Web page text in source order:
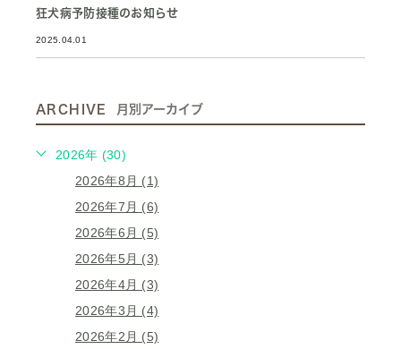
狂犬病予防接種のお知らせ
2025.04.01
ARCHIVE 月別アーカイブ
2026年 (30)
2026年8月 (1)
2026年7月 (6)
2026年6月 (5)
2026年5月 (3)
2026年4月 (3)
2026年3月 (4)
2026年2月 (5)